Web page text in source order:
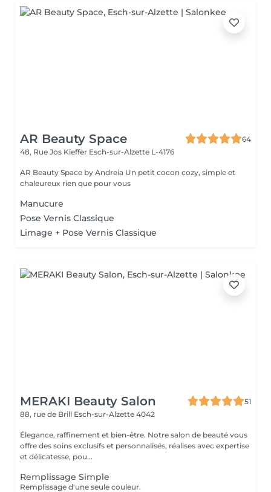
AR Beauty Space
64
48, Rue Jos Kieffer Esch-sur-Alzette L-4176
AR Beauty Space by Andreia Un petit cocon cozy, simple et
chaleureux rien que pour vous
Manucure
Pose Vernis Classique
Limage + Pose Vernis Classique
MERAKI Beauty Salon
51
88, rue de Brill Esch-sur-Alzette 4042
Élegance, raffinement et bien-être. Notre salon de beauté vous
offre des soins exclusifs et personnalisés, réalises avec expertise
et délicatesse, pou...
Remplissage Simple
Remplissage d'une seule couleur.